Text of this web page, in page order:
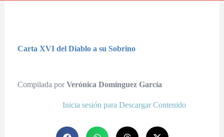
Carta XVI del Diablo a su Sobrino
Compilada porVerónica Domínguez García
Inicia sesión para Descargar Contenido